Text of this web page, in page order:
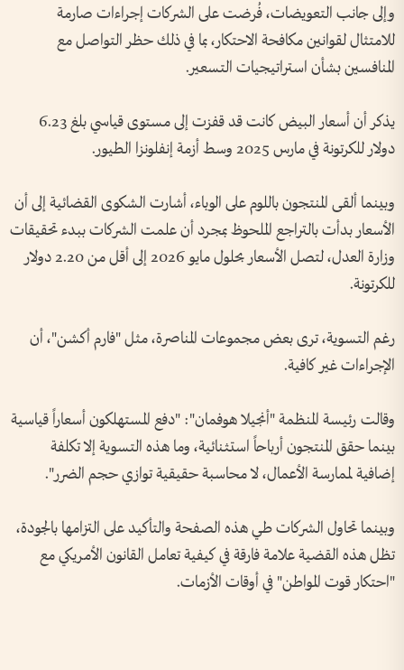
وإلى جانب التعويضات، فُرضت على الشركات إجراءات صارمة
للامتثال لقوانين مكافحة الاحتكار، بما في ذلك حظر التواصل مع
المنافسين بشأن استراتيجيات التسعير.
يذكر أن أسعار البيض كانت قد قفزت إلى مستوى قياسي بلغ 6.23
دولار للكرتونة في مارس 2025 وسط أزمة إنفلونزا الطيور.
وبينما ألقى المنتجون باللوم على الوباء، أشارت الشكوى القضائية إلى أن
الأسعار بدأت بالتراجع الملحوظ بمجرد أن علمت الشركات ببدء تحقيقات
وزارة العدل، لتصل الأسعار بحلول مايو 2026 إلى أقل من 2.20 دولار
للكرتونة.
رغم التسوية، ترى بعض مجموعات المناصرة، مثل "فارم أكشن"، أن
الإجراءات غير كافية.
وقالت رئيسة المنظمة "أنجيلا هوفمان": "دفع المستهلكون أسعاراً قياسية
بينما حقق المنتجون أرباحاً استثنائية، وما هذه التسوية إلا تكلفة
إضافية لممارسة الأعمال، لا محاسبة حقيقية توازي حجم الضرر".
وبينما تحاول الشركات طي هذه الصفحة والتأكيد على التزامها بالجودة،
تظل هذه القضية علامة فارقة في كيفية تعامل القانون الأمريكي مع
"احتكار قوت المواطن" في أوقات الأزمات.